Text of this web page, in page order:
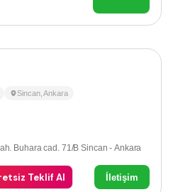
Sincan,Ankara
Buhara cad. 71/B Sincan - Ankara
Teklif Al İletişim